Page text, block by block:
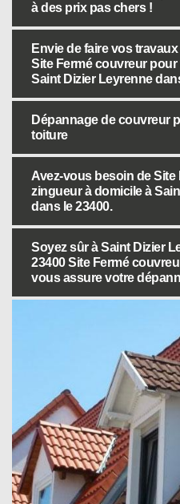
à des prix pas chers !
Envie de faire vos
Site Fermé couvreur
Saint Dizier Leyrenne
Dépannage de couvreur
toiture
Avez-vous besoin de
zingueur à domicile à
dans le 23400.
Soyez sûr à Saint Dizier
23400 Site Fermé
vous assure votre